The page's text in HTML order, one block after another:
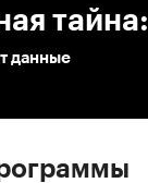
тайна:
данные